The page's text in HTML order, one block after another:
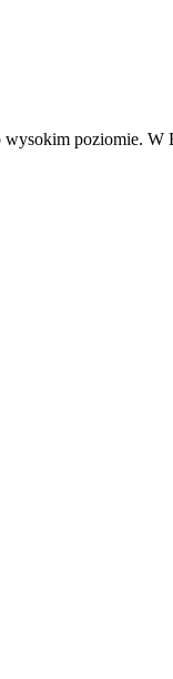
poziomie.